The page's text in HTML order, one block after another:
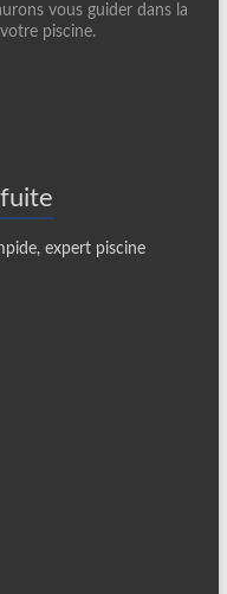
vous guider dans la
piscine.